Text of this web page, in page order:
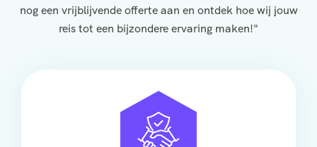
nog een vrijblijvende offerte aan en ontdek hoe wij jouw
reis tot een bijzondere ervaring maken!"